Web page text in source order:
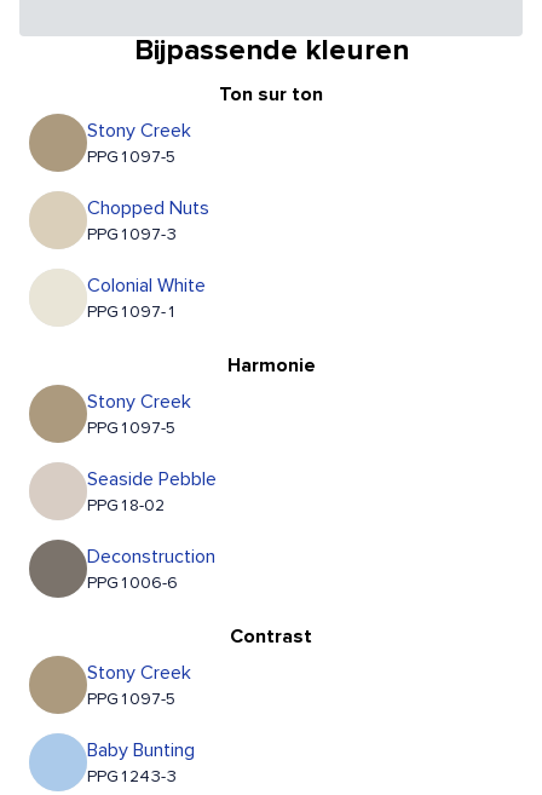
Bijpassende kleuren
Ton sur ton
Stony Creek
PPG1097-5
Chopped Nuts
PPG1097-3
Colonial White
PPG1097-1
Harmonie
Stony Creek
PPG1097-5
Seaside Pebble
PPG18-02
Deconstruction
PPG1006-6
Contrast
Stony Creek
PPG1097-5
Baby Bunting
PPG1243-3